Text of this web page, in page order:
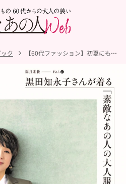
ク 【60代ファッション】初夏にも頼れる！旬のジャケットの着こなしを黒田知永子さん×望月律子さんが語ります【黒⽥知永⼦さんが着る「素敵なあの⼈の⼤⼈服」】